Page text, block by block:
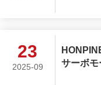
23
2025-09
サーボモ